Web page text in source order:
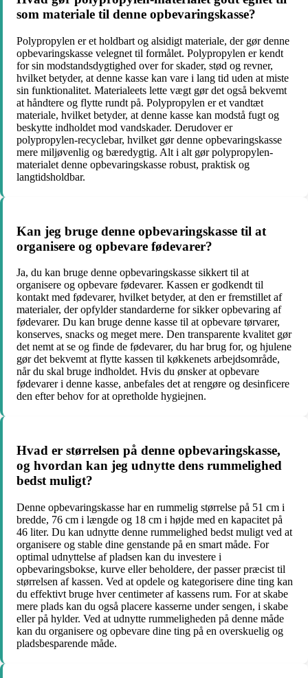
som materiale til denne opbevaringskasse?
Polypropylen er et holdbart og alsidigt materiale, der gør denne
opbevaringskasse velegnet til formålet. Polypropylen er kendt
for sin modstandsdygtighed over for skader, stød og revner,
hvilket betyder, at denne kasse kan vare i lang tid uden at miste
sin funktionalitet. Materialeets lette vægt gør det også bekvemt
at håndtere og flytte rundt på. Polypropylen er et vandtæt
materiale, hvilket betyder, at denne kasse kan modstå fugt og
beskytte indholdet mod vandskader. Derudover er
polypropylen-recyclebar, hvilket gør denne opbevaringskasse
mere miljøvenlig og bæredygtig. Alt i alt gør polypropylen-
materialet denne opbevaringskasse robust, praktisk og
langtidsholdbar.
Kan jeg bruge denne opbevaringskasse til at
organisere og opbevare fødevarer?
Ja, du kan bruge denne opbevaringskasse sikkert til at
organisere og opbevare fødevarer. Kassen er godkendt til
kontakt med fødevarer, hvilket betyder, at den er fremstillet af
materialer, der opfylder standarderne for sikker opbevaring af
fødevarer. Du kan bruge denne kasse til at opbevare tørvarer,
konserves, snacks og meget mere. Den transparente kvalitet gør
det nemt at se og finde de fødevarer, du har brug for, og hjulene
gør det bekvemt at flytte kassen til køkkenets arbejdsområde,
når du skal bruge indholdet. Hvis du ønsker at opbevare
fødevarer i denne kasse, anbefales det at rengøre og desinficere
den efter behov for at opretholde hygiejnen.
Hvad er størrelsen på denne opbevaringskasse,
og hvordan kan jeg udnytte dens rummelighed
bedst muligt?
Denne opbevaringskasse har en rummelig størrelse på 51 cm i
bredde, 76 cm i længde og 18 cm i højde med en kapacitet på
46 liter. Du kan udnytte denne rummelighed bedst muligt ved at
organisere og stable dine genstande på en smart måde. For
optimal udnyttelse af pladsen kan du investere i
opbevaringsbokse, kurve eller beholdere, der passer præcist til
størrelsen af kassen. Ved at opdele og kategorisere dine ting kan
du effektivt bruge hver centimeter af kassens rum. For at skabe
mere plads kan du også placere kasserne under sengen, i skabe
eller på hylder. Ved at udnytte rummeligheden på denne måde
kan du organisere og opbevare dine ting på en overskuelig og
pladsbesparende måde.